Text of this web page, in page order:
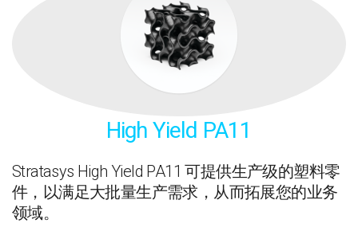
High Yield PA11
Stratasys High Yield PA11 可提供生产级的塑料零
件，以满足大批量生产需求，从而拓展您的业务
领域。